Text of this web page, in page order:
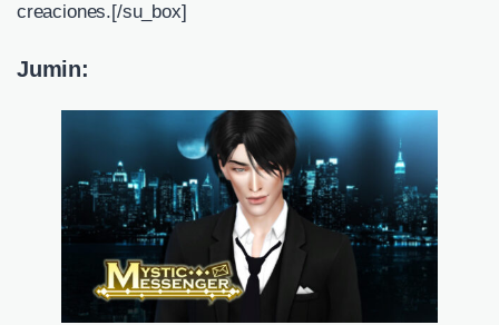
creaciones.[/su_box]
Jumin: